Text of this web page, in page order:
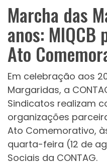
Marcha das
anos:
Ato
Em celebração aos
Margaridas, a
Sindicatos realizam
organizações
Ato Comemorativo,
quarta-feira (12 de
Sociais da CONTAG.